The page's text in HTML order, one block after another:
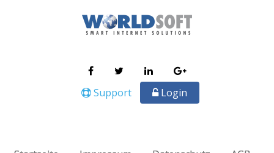
Support Login